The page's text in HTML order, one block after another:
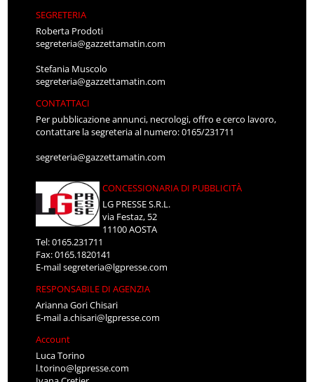
SEGRETERIA
Roberta Prodoti
segreteria@gazzettamatin.com
Stefania Muscolo
segreteria@gazzettamatin.com
CONTATTACI
Per pubblicazione annunci, necrologi, offro e cerco lavoro,
contattare la segreteria al numero: 0165/231711
segreteria@gazzettamatin.com
CONCESSIONARIA DI PUBBLICITÀ
LG PRESSE S.R.L.
via Festaz, 52
11100 AOSTA
Tel: 0165.231711
Fax: 0165.1820141
E-mailsegreteria@lgpresse.com
RESPONSABILE DI AGENZIA
Arianna Gori Chisari
E-maila.chisari@lgpresse.com
Account
Luca Torino
l.torino@lgpresse.com